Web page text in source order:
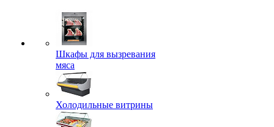
Шкафы для вызревания
мяса
Холодильные витрины